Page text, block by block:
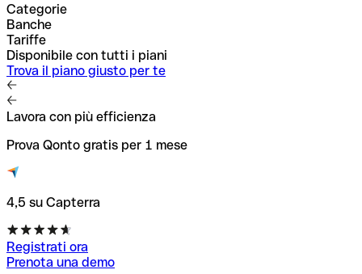
Categorie
Banche
Tariffe
Disponibile con tutti i piani
Trova il piano giusto per te
Lavora con più efficienza
Prova Qonto gratis per 1 mese
4,5 su Capterra
Registrati ora
Prenota una demo